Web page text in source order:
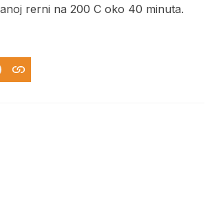
rerni na 200 C oko 40 minuta.